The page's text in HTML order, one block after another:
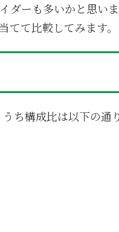
ダーも多いかと思いま
て比較してみます。
ち構成比は以下の通り